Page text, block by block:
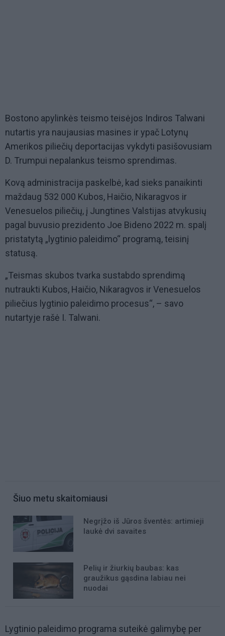
Bostono apylinkės teismo teisėjos Indiros Talwani
nutartis yra naujausias masines ir ypač Lotynų
Amerikos piliečių deportacijas vykdyti pasišovusiam
D. Trumpui nepalankus teismo sprendimas.
Kovą administracija paskelbė, kad sieks panaikinti
maždaug 532 000 Kubos, Haičio, Nikaragvos ir
Venesuelos piliečių, į Jungtines Valstijas atvykusių
pagal buvusio prezidento Joe Bideno 2022 m. spalį
pristatytą „lygtinio paleidimo“ programą, teisinį
statusą.
„Teismas skubos tvarka sustabdo sprendimą
nutraukti Kubos, Haičio, Nikaragvos ir Venesuelos
piliečius lygtinio paleidimo procesus“, – savo
nutartyje rašė I. Talwani.
Šiuo metu skaitomiausi
Negrįžo iš Jūros šventės: artimieji
laukė dvi savaites
Pelių ir žiurkių baubas: kas
graužikus gąsdina labiau nei
nuodai
Lygtinio paleidimo programa suteikė galimybę per